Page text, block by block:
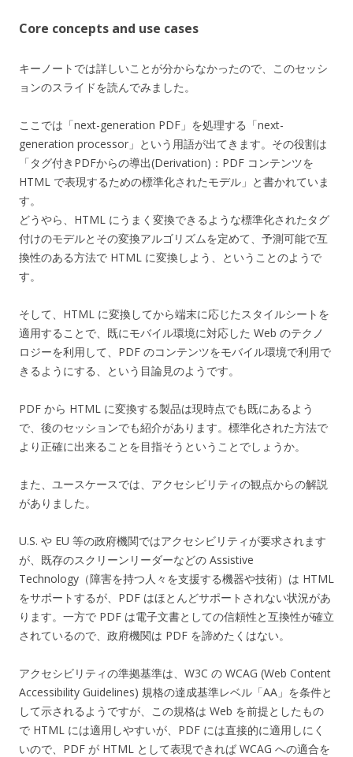
Core concepts and use cases
キーノートでは詳しいことが分からなかったので、このセッシ
ョンのスライドを読んでみました。
ここでは「next-generation PDF」を処理する「next-
generation processor」という用語が出てきます。その役割は
「タグ付きPDFからの導出(Derivation)：PDF コンテンツを
HTML で表現するための標準化されたモデル」と書かれていま
す。
どうやら、HTML にうまく変換できるような標準化されたタグ
付けのモデルとその変換アルゴリズムを定めて、予測可能で互
換性のある方法で HTML に変換しよう、ということのようで
す。
そして、HTML に変換してから端末に応じたスタイルシートを
適用することで、既にモバイル環境に対応した Web のテクノ
ロジーを利用して、PDF のコンテンツをモバイル環境で利用で
きるようにする、という目論見のようです。
PDF から HTML に変換する製品は現時点でも既にあるよう
で、後のセッションでも紹介があります。標準化された方法で
より正確に出来ることを目指そうということでしょうか。
また、ユースケースでは、アクセシビリティの観点からの解説
がありました。
U.S. や EU 等の政府機関ではアクセシビリティが要求されます
が、既存のスクリーンリーダーなどの Assistive
Technology（障害を持つ人々を支援する機器や技術）は HTML
をサポートするが、PDF はほとんどサポートされない状況があ
ります。一方で PDF は電子文書としての信頼性と互換性が確立
されているので、政府機関は PDF を諦めたくはない。
アクセシビリティの準拠基準は、W3C の WCAG (Web Content
Accessibility Guidelines) 規格の達成基準レベル「AA」を条件と
して示されるようですが、この規格は Web を前提としたもの
で HTML には適用しやすいが、PDF には直接的に適用しにく
いので、PDF が HTML として表現できれば WCAG への適合を